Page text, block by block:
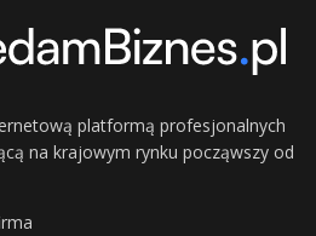
platformą profesjonalnych
na krajowym rynku począwszy od